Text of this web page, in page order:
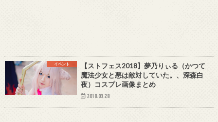
イベント
【ストフェス2018】夢乃りぃる（かつて
魔法少女と悪は敵対していた。、深森白
夜）コスプレ画像まとめ
2018.03.28